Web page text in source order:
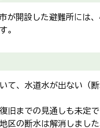
が開設した避難所には、
。
て、水道水が出ない（
旧までの見通しも未定で
区の断水は解消しました